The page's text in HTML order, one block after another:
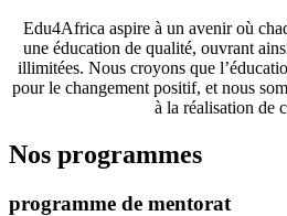
Edu4Africa aspire à un avenir où
une éducation de qualité, ouvrant
illimitées. Nous croyons que
pour le changement positif, et nous
à la réalisation de
Nos programmes
programme de mentorat